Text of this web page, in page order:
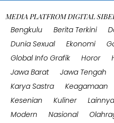
MEDIA PLATFROM DIGITAL
Bengkulu
Berita Terkini
Dunia Sexual
Ekonomi
Global Info Grafik
Horor
Jawa Barat
Jawa Tengah
Karya Sastra
Keagamaan
Kesenian
Kuliner Lainnya
Modern
Nasional